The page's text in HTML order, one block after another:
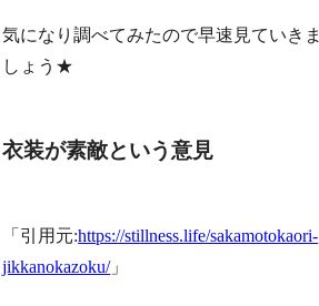
気になり調べてみたので早速見ていきま
しょう★
衣装が素敵という意見
「引用元:https://stillness.life/sakamotokaori-
jikkanokazoku/」